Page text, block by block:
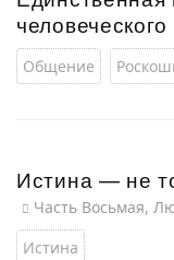
Общение
Истина — не
Часть Восьмая,
Истина